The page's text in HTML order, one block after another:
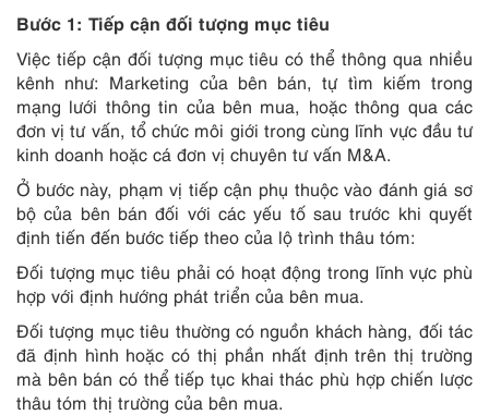
Bước 1: Tiếp cận đối tượng mục tiêu
Việc tiếp cận đối tượng mục tiêu có thể thông qua nhiều
kênh như: Marketing của bên bán, tự tìm kiếm trong
mạng lưới thông tin của bên mua, hoặc thông qua các
đơn vị tư vấn, tổ chức môi giới trong cùng lĩnh vực đầu tư
kinh doanh hoặc cá đơn vị chuyên tư vấn M&A.
Ở bước này, phạm vị tiếp cận phụ thuộc vào đánh giá sơ
bộ của bên bán đối với các yếu tố sau trước khi quyết
định tiến đến bước tiếp theo của lộ trình thâu tóm:
Đối tượng mục tiêu phải có hoạt động trong lĩnh vực phù
hợp với định hướng phát triển của bên mua.
Đối tượng mục tiêu thường có nguồn khách hàng, đối tác
đã định hình hoặc có thị phần nhất định trên thị trường
mà bên bán có thể tiếp tục khai thác phù hợp chiến lược
thâu tóm thị trường của bên mua.